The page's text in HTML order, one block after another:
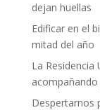
dejan huellas
Edificar en el
mitad del año
La Residencia
Despertarnos